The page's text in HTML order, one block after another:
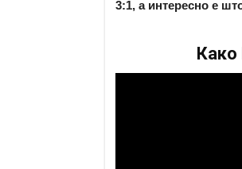
3:1, а интересно е
Како